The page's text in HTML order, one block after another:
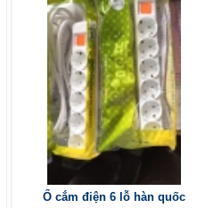
Ổ cắm điện 6 lỗ hàn quốc